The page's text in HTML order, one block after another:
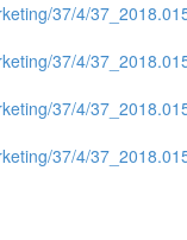
37/4/
37/4/
37/4/
37/4/